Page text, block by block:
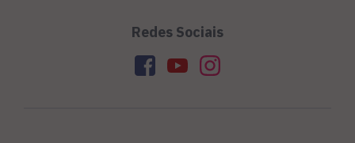
Redes Sociais